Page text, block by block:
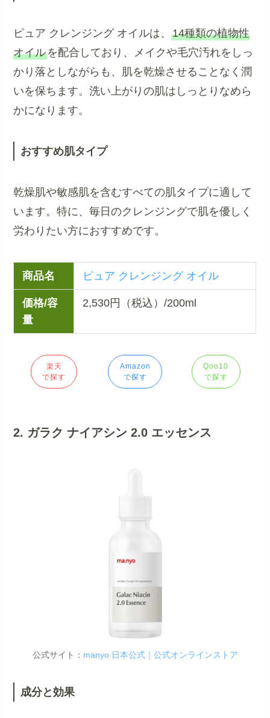
ピュア クレンジング オイルは、14種類の植物性
オイルを配合しており、メイクや毛穴汚れをしっ
かり落としながらも、肌を乾燥させることなく潤
いを保ちます。洗い上がりの肌はしっとりなめら
かになります。
おすすめ肌タイプ
乾燥肌や敏感肌を含むすべての肌タイプに適して
います。特に、毎日のクレンジングで肌を優しく
労わりたい方におすすめです。
商品名 ピュア クレンジング オイル
価格/容
量
2,530円（税込）/200ml
楽天
で探す
Amazon
で探す
Qoo10
で探す
2. ガラク ナイアシン 2.0 エッセンス
公式サイト： manyo 日本公式｜公式オンラインストア
成分と効果